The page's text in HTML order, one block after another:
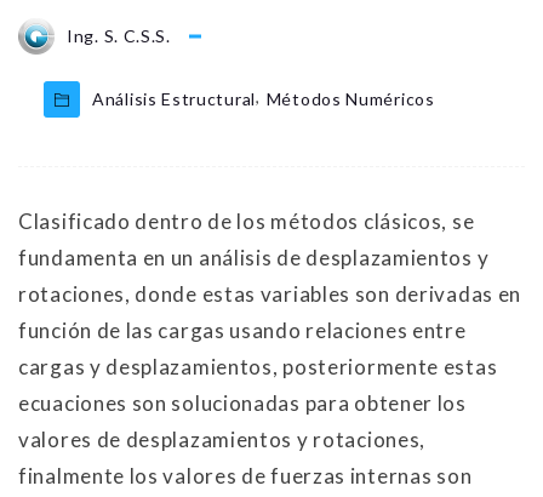
Ing. S. C.S.S.
Análisis Estructural, Métodos Numéricos
Clasificado dentro de los métodos clásicos, se
fundamenta en un análisis de desplazamientos y
rotaciones, donde estas variables son derivadas en
función de las cargas usando relaciones entre
cargas y desplazamientos, posteriormente estas
ecuaciones son solucionadas para obtener los
valores de desplazamientos y rotaciones,
finalmente los valores de fuerzas internas son